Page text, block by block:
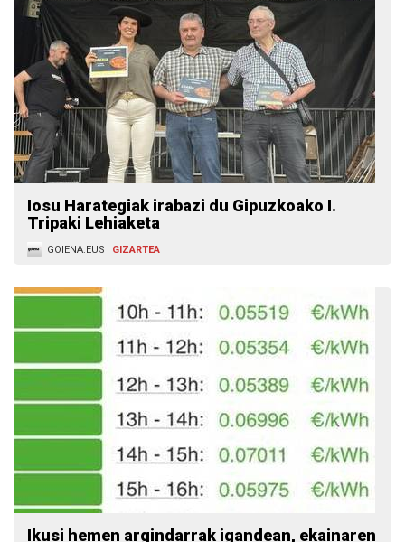
Iosu Harategiak irabazi du Gipuzkoako I.
Tripaki Lehiaketa
GOIENA.EUS GIZARTEA
Ikusi hemen argindarrak igandean, ekainaren